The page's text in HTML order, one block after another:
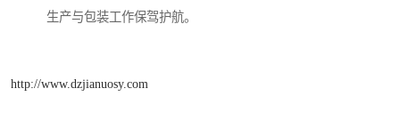
生产与包装工作保驾护航。
http://www.dzjianuosy.com